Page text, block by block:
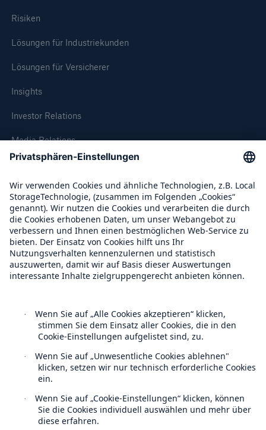
Risiken
Lösungen für Industriekunden
Lösungen für Versicherer
Insights
Investor Relations
Media Relations
Compliance
Über Munich Re
Munich Re Weltweit
Datenschutz
Sachdeckung durch einen leistungsfähigen
Rückversicherungspartner
Fakten
CLARA reduziert die Wartezeit bis zur
Leistungsentscheidung in der BU-
Versicherung bis zu